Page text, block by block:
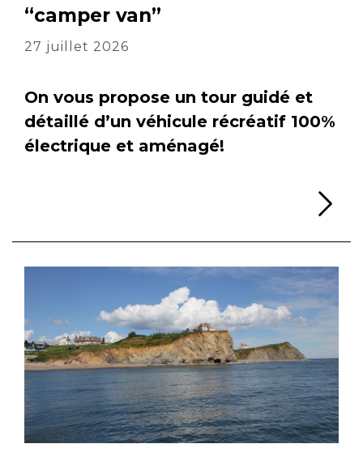
“camper van”
27 juillet 2026
On vous propose un tour guidé et
détaillé d’un véhicule récréatif 100%
électrique et aménagé!